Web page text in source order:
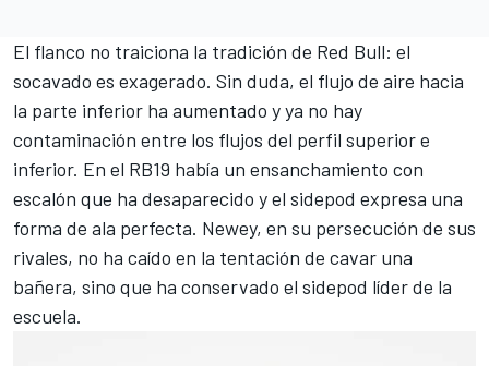
El flanco no traiciona la tradición de Red Bull: el
socavado es exagerado. Sin duda, el flujo de aire hacia
la parte inferior ha aumentado y ya no hay
contaminación entre los flujos del perfil superior e
inferior. En el RB19 había un ensanchamiento con
escalón que ha desaparecido y el sidepod expresa una
forma de ala perfecta. Newey, en su persecución de sus
rivales, no ha caído en la tentación de cavar una
bañera, sino que ha conservado el sidepod líder de la
escuela.